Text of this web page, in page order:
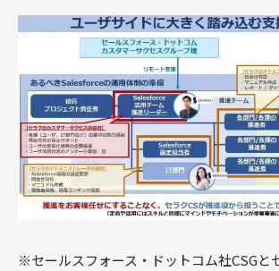
※セールスフォース・ドットコム社CSGと